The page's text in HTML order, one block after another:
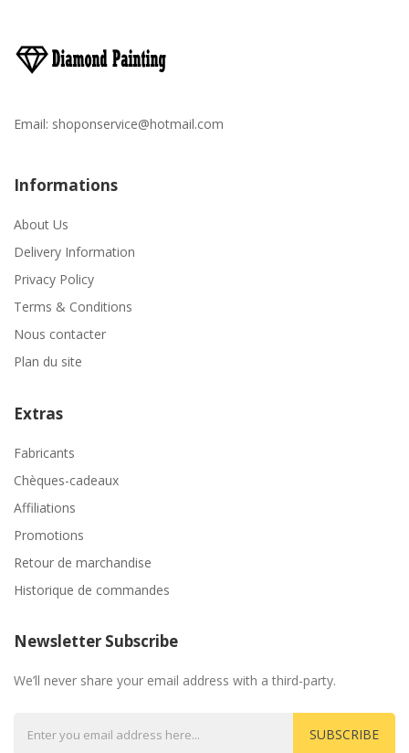
Email: shoponservice@hotmail.com
Informations
About Us
Delivery Information
Privacy Policy
Terms & Conditions
Nous contacter
Plan du site
Extras
Fabricants
Chèques-cadeaux
Affiliations
Promotions
Retour de marchandise
Historique de commandes
Newsletter Subscribe
We’ll never share your email address with a third-party.
SUBSCRIBE